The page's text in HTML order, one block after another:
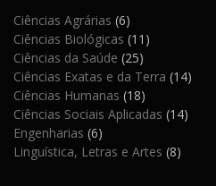
Ciências Agrárias (6)
Ciências Biológicas (11)
Ciências da Saúde (25)
Ciências Exatas e da Terra (14)
Ciências Humanas (18)
Ciências Sociais Aplicadas (14)
Engenharias (6)
Linguística, Letras e Artes (8)